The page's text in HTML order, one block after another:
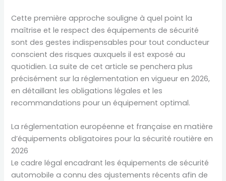
Cette première approche souligne à quel point la
maîtrise et le respect des équipements de sécurité
sont des gestes indispensables pour tout conducteur
conscient des risques auxquels il est exposé au
quotidien. La suite de cet article se penchera plus
précisément sur la réglementation en vigueur en 2026,
en détaillant les obligations légales et les
recommandations pour un équipement optimal.
La réglementation européenne et française en matière
d’équipements obligatoires pour la sécurité routière en
2026
Le cadre légal encadrant les équipements de sécurité
automobile a connu des ajustements récents afin de